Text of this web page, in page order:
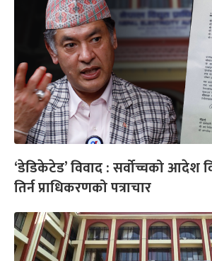
‘डेडिकेटेड’ विवाद : सर्वोच्चको आदेश
तिर्न प्राधिकरणको पत्राचार